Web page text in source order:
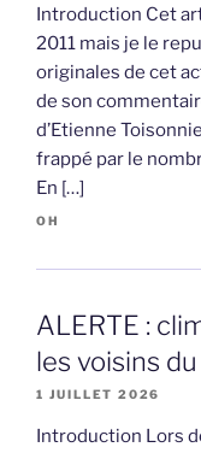
Introduction Cet
2011 mais je le
originales de cet
de son
d’Etienne
frappé par le
En […]
OH
ALERTE :
les voisins
1 JUILLET 2026
Introduction Lors